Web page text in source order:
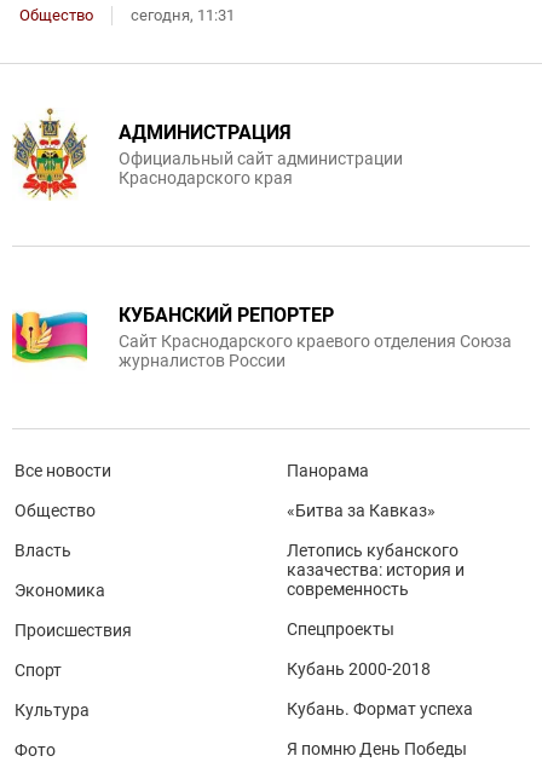
Общество сегодня, 11:31
АДМИНИСТРАЦИЯ
Официальный сайт администрации
Краснодарского края
КУБАНСКИЙ РЕПОРТЕР
Сайт Краснодарского краевого отделения Союза
журналистов России
Все новости
Общество
Власть
Экономика
Происшествия
Спорт
Культура
Фото
Панорама
«Битва за Кавказ»
Летопись кубанского
казачества: история и
современность
Спецпроекты
Кубань 2000-2018
Кубань. Формат успеха
Я помню День Победы